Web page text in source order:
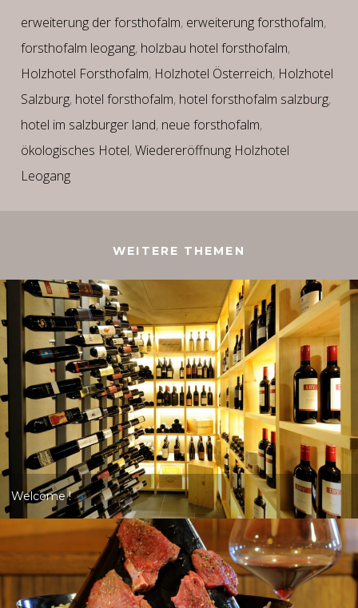
erweiterung der forsthofalm, erweiterung forsthofalm,
forsthofalm leogang, holzbau hotel forsthofalm,
Holzhotel Forsthofalm, Holzhotel Österreich, Holzhotel
Salzburg, hotel forsthofalm, hotel forsthofalm salzburg,
hotel im salzburger land, neue forsthofalm,
ökologisches Hotel,Wiedereröffnung Holzhotel
Leogang
WEITERE THEMEN
Welcome !